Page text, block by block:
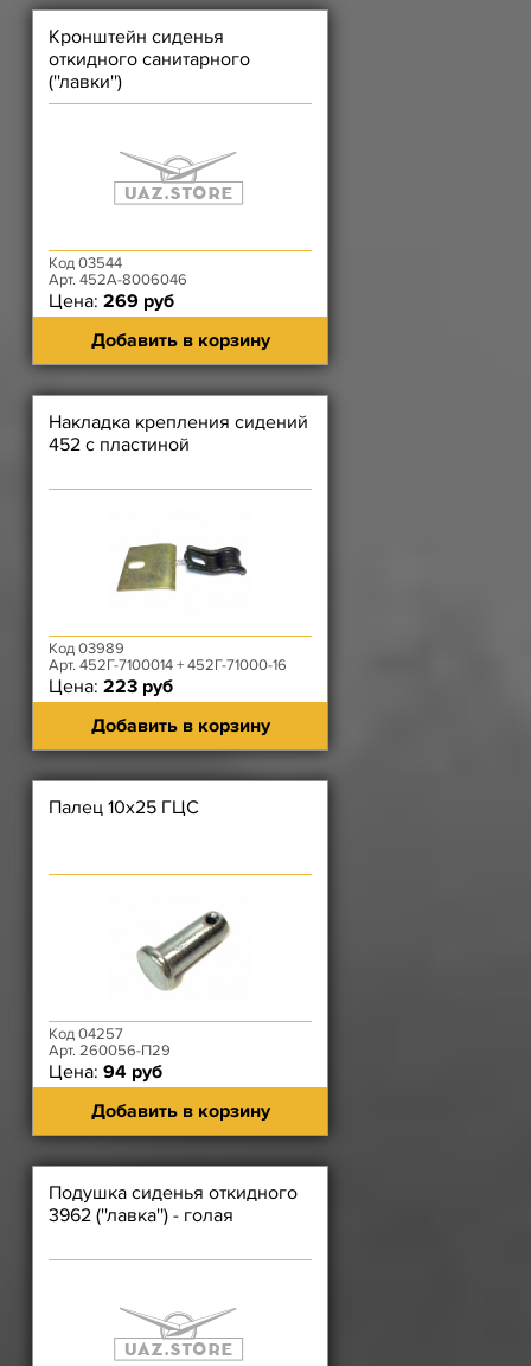
Кронштейн сиденья
откидного санитарного
(''лавки'')
Код 03544
Арт. 452А-8006046
Цена: 269 руб
Добавить в корзину
Накладка крепления сидений
452 с пластиной
Код 03989
Арт. 452Г-7100014 + 452Г-71000-16
Цена: 223 руб
Добавить в корзину
Палец 10х25 ГЦС
Код 04257
Арт. 260056-П29
Цена: 94 руб
Добавить в корзину
Подушка сиденья откидного
3962 (''лавка'') - голая